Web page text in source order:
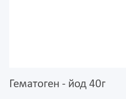
Гематоген - йод 40г